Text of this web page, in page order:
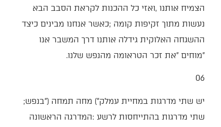
‬נעשות‭ ‬מתוך‭ ‬זקיפות‭ ‬קומה‭; ‬כאשר‭ ‬אנחנו‭ ‬מבינים‭ ‬כיצד‭
‬ההשגחה‭ ‬האלוקית‭ ‬גידלה‭ ‬אותנו‭ ‬דרך‭ ‬המשבר‭ ‬אנו‭
‬‮"‬מוחים‮"‬‭ ‬את‭ ‬זכר‭ ‬הטראומה‭ ‬מהנפש‭ ‬שלנו‭.‬
06‭ ‬
יש‭ ‬שתי‭ ‬מדרגות‭ ‬במחיית‭ ‬עמלק‭ (‬‮"‬מחה‭ ‬תמחה‮"‬‭) ‬בנפש‭;